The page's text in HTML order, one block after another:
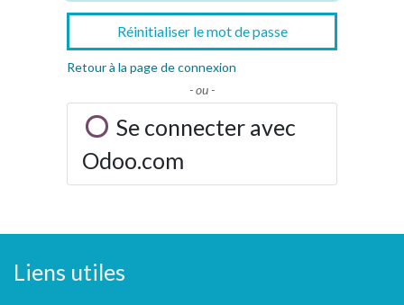
Réinitialiser le mot de passe
Retour à la page de connexion
- ou -
Se connecter avec
Odoo.com
Liens utiles